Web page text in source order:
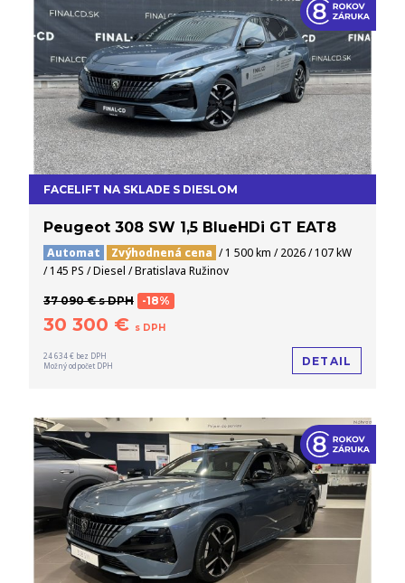
FACELIFT NA SKLADE S DIESLOM
Peugeot 308 SW 1,5 BlueHDi GT EAT8
Automat Zvýhodnená cena / 1 500 km / 2026 / 107 kW
/ 145 PS / Diesel / Bratislava Ružinov
37 090 € s DPH -18%
30 300 € s DPH
24 634 € bez DPH
Možný odpočet DPH
DETAIL